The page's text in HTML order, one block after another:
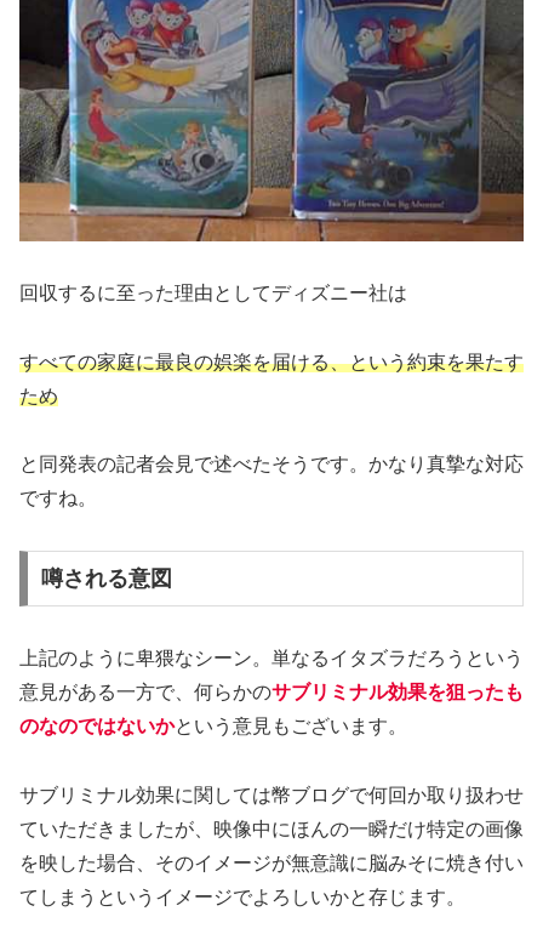
回収するに至った理由としてディズニー社は
すべての家庭に最良の娯楽を届ける、という約束を果たす
ため
と同発表の記者会見で述べたそうです。かなり真摯な対応
ですね。
噂される意図
上記のように卑猥なシーン。単なるイタズラだろうという
意見がある一方で、何らかのサブリミナル効果を狙ったも
のなのではないかという意見もございます。
サブリミナル効果に関しては幣ブログで何回か取り扱わせ
ていただきましたが、映像中にほんの一瞬だけ特定の画像
を映した場合、そのイメージが無意識に脳みそに焼き付い
てしまうというイメージでよろしいかと存じます。